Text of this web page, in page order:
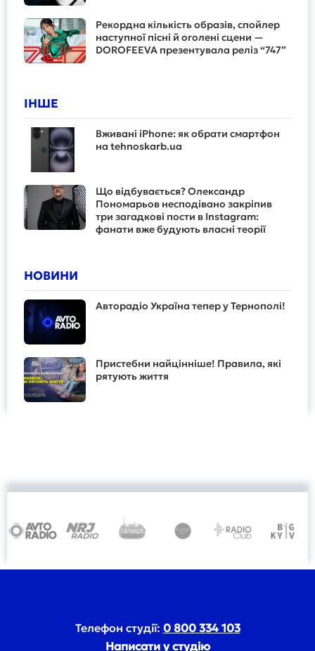
Рекордна кількість образів, спойлер
наступної пісні й оголені сцени —
DOROFEEVA презентувала реліз “747”
ІНШЕ
Вживані iPhone: як обрати смартфон
на tehnoskarb.ua
Що відбувається? Олександр
Пономарьов несподівано закріпив
три загадкові пости в Instagram:
фанати вже будують власні теорії
НОВИНИ
Авторадіо Україна тепер у Тернополі!
Пристебни найцінніше! Правила, які
рятують життя
Телефон студії: 0 800 334 103
Написати у студію